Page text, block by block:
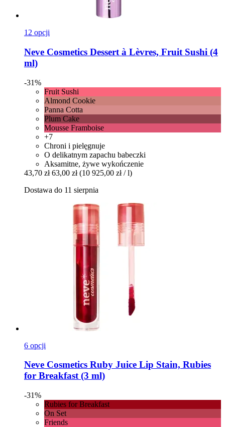
12 opcji
Neve Cosmetics Dessert à Lèvres, Fruit Sushi (4
ml)
-31%
Fruit Sushi
Almond Cookie
Panna Cotta
Plum Cake
Mousse Framboise
+7
Chroni i pielęgnuje
O delikatnym zapachu babeczki
Aksamitne, żywe wykończenie
43,70 zł 63,00 zł (10 925,00 zł / l)
Dostawa do 11 sierpnia
6 opcji
Neve Cosmetics Ruby Juice Lip Stain, Rubies
for Breakfast (3 ml)
-31%
Rubies for Breakfast
On Set
Friends